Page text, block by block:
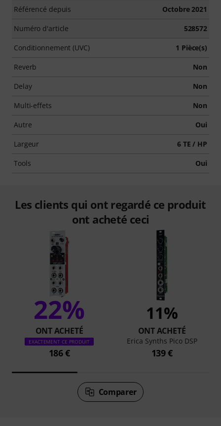
Référencé depuis Octobre 2021
Numéro d'article 528572
Conditionnement (UVC) 1 Pièce(s)
Reverb Non
Delay Non
Multi-effets Non
Autre Oui
Largeur 6 TE / HP
Tools Oui
Les clients qui ont regardé ce produit
ont acheté ceci
22%
ONT ACHETÉ
EXACTEMENT CE PRODUIT
186 €
11%
ONT ACHETÉ
Erica Synths Pico DSP
139 €
Comparer